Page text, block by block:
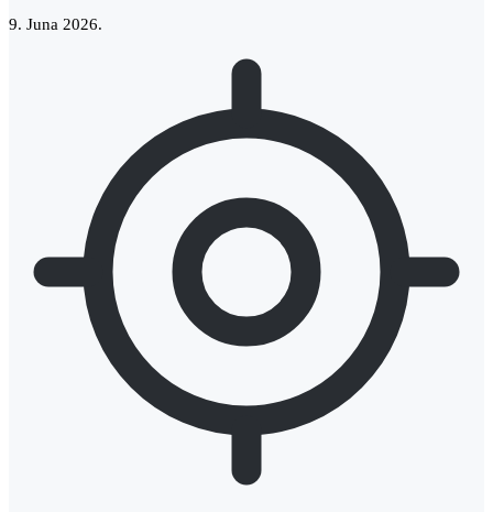
9. Juna 2026.